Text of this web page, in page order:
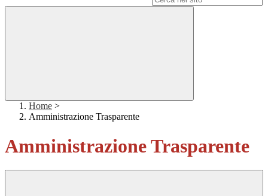
Home >
Amministrazione Trasparente
Amministrazione Trasparente